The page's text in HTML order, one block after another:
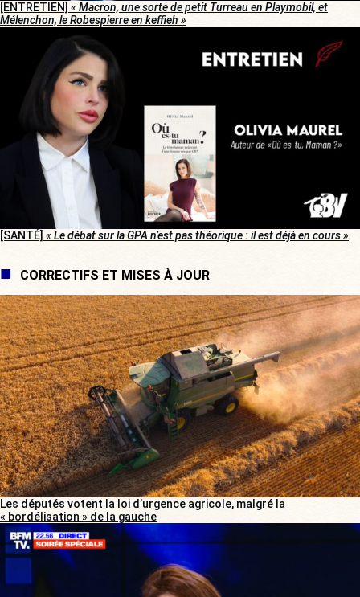
[ENTRETIEN] « Macron, une sorte de petit Turreau en Playmobil, et
Mélenchon, le Robespierre en keffieh »
[SANTÉ] « Le débat sur la GPA n’est pas théorique : il est déjà en cours »
CORRECTIFS ET MISES À JOUR
Les députés votent la loi d’urgence agricole, malgré la
« bordélisation » de la gauche